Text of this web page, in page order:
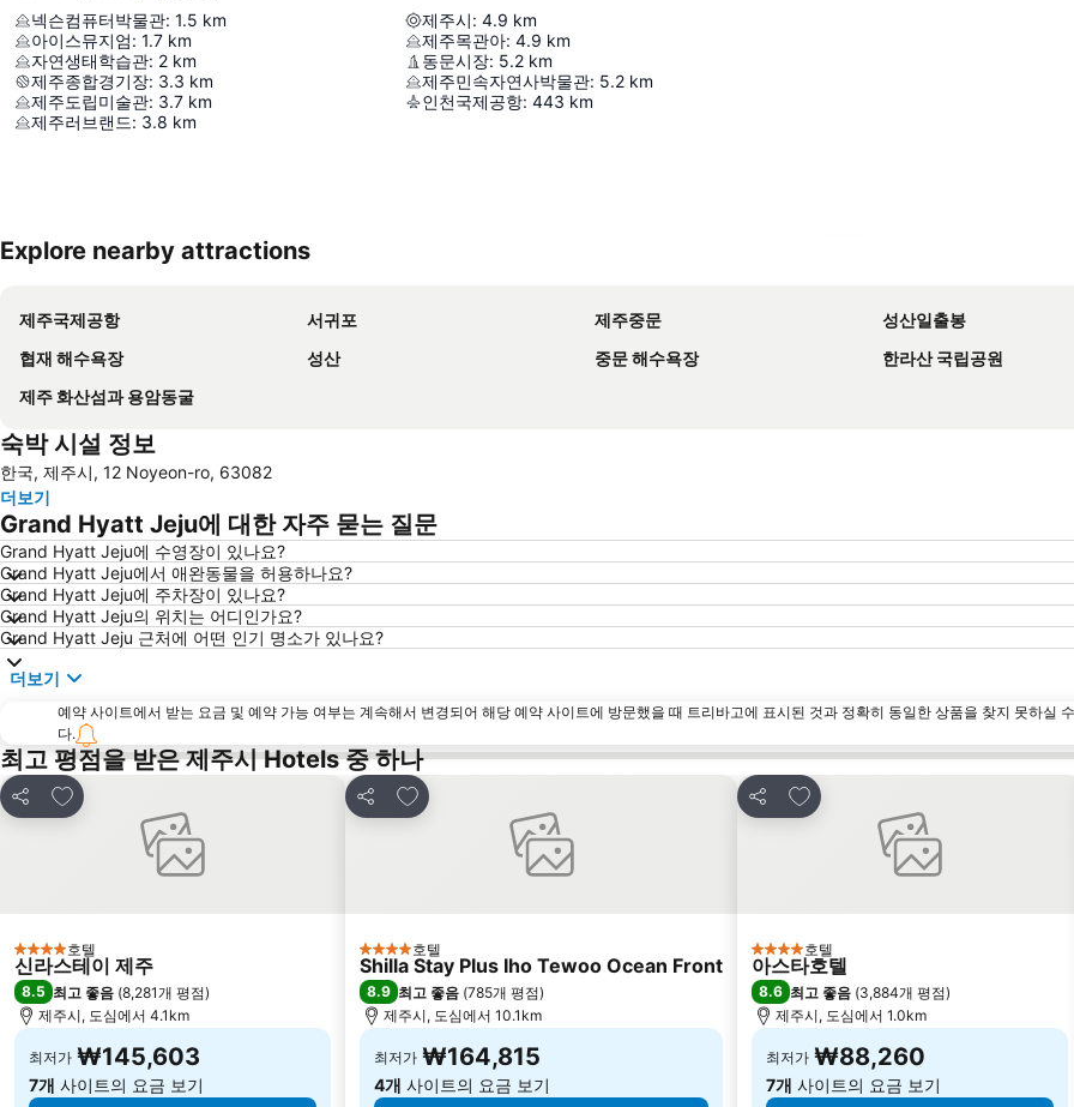
넥슨컴퓨터박물관: 1.5 km
아이스뮤지엄: 1.7 km
자연생태학습관: 2 km
제주종합경기장: 3.3 km
제주도립미술관: 3.7 km
제주러브랜드: 3.8 km
제주시: 4.9 km
제주목관아: 4.9 km
동문시장: 5.2 km
제주민속자연사박물관: 5.2 km
인천국제공항: 443 km
Explore nearby attractions
제주국제공항 서귀포 제주중문
성산일출봉
협재 해수욕장
성산 중문 해수욕장
한라산 국립공원
제주 화산섬과 용암동굴
숙박 시설 정보
한국, 제주시, 12 Noyeon-ro, 63082
더보기
Grand Hyatt Jeju에 대한 자주 묻는 질문
Grand Hyatt Jeju에 수영장이 있나요?
Grand Hyatt Jeju에서 애완동물을 허용하나요?
Grand Hyatt Jeju에 주차장이 있나요?
Grand Hyatt Jeju의 위치는 어디인가요?
Grand Hyatt Jeju 근처에 어떤 인기 명소가 있나요?
더보기
예약 사이트에서 받는 요금 및 예약 가능 여부는 계속해서 변경되어 해당 예약 사이트에 방문했을 때 트리바고에 표시된 것과 정확히 동일한 상품을 찾지 못하실
다.
최고 평점을 받은 제주시 Hotels 중 하나
공유
즐겨찾기에 추가
4 성급 호텔
신라스테이 제주
8.5 최고 좋음 (8,281개 평점)
제주시, 도심에서 4.1km
최저가 ₩145,603
7개 사이트의 요금 보기
공유
즐겨찾기에 추가
4 성급 호텔
Shilla Stay Plus Iho Tewoo Ocean Front
8.9 최고 좋음 (785개 평점)
제주시, 도심에서 10.1km
최저가 ₩164,815
4개 사이트의 요금 보기
공유
즐겨찾기에 추가
4 성급 호텔
아스타호텔
8.6 최고 좋음 (3,884개 평점)
제주시, 도심에서 1.0km
최저가 ₩88,260
7개 사이트의 요금 보기